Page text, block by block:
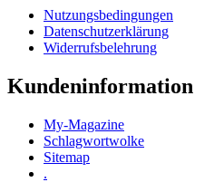
Nutzungsbedingungen
Datenschutzerklärung
Widerrufsbelehrung
Kundeninformation
My-Magazine
Schlagwortwolke
Sitemap
.